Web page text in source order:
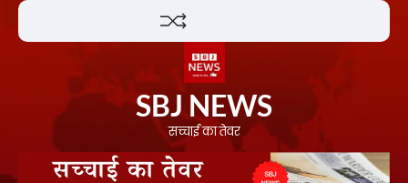
Skip
SBJ NEWS
सच्चाई का तेवर